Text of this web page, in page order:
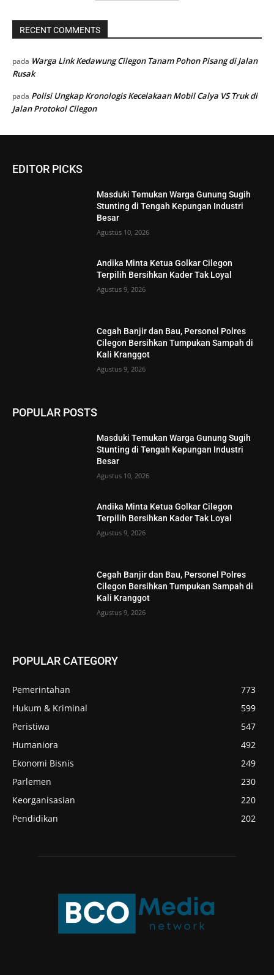
RECENT COMMENTS
pada Warga Link Kedawung Cilegon Tanam Pohon Pisang di Jalan
Rusak
pada Polisi Ungkap Kronologis Kecelakaan Mobil Calya VS Truk di
Jalan Protokol Cilegon
EDITOR PICKS
Masduki Temukan Warga Gunung Sugih
Stunting di Tengah Kepungan Industri
Besar
Agustus 10, 2026
Andika Minta Ketua Golkar Cilegon
Terpilih Bersihkan Kader Tak Loyal
Agustus 9, 2026
Cegah Banjir dan Bau, Personel Polres
Cilegon Bersihkan Tumpukan Sampah di
Kali Kranggot
Agustus 9, 2026
POPULAR POSTS
Masduki Temukan Warga Gunung Sugih
Stunting di Tengah Kepungan Industri
Besar
Agustus 10, 2026
Andika Minta Ketua Golkar Cilegon
Terpilih Bersihkan Kader Tak Loyal
Agustus 9, 2026
Cegah Banjir dan Bau, Personel Polres
Cilegon Bersihkan Tumpukan Sampah di
Kali Kranggot
Agustus 9, 2026
POPULAR CATEGORY
Pemerintahan
773
Hukum & Kriminal
599
Peristiwa
547
Humaniora
492
Ekonomi Bisnis
249
Parlemen
230
Keorganisasian
220
Pendidikan
202